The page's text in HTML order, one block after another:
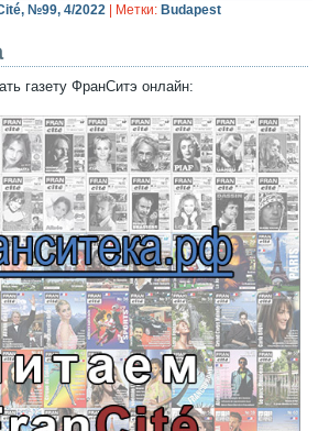
№99, 4/2022 Метки: Budapest
газету ФранСитэ онлайн: